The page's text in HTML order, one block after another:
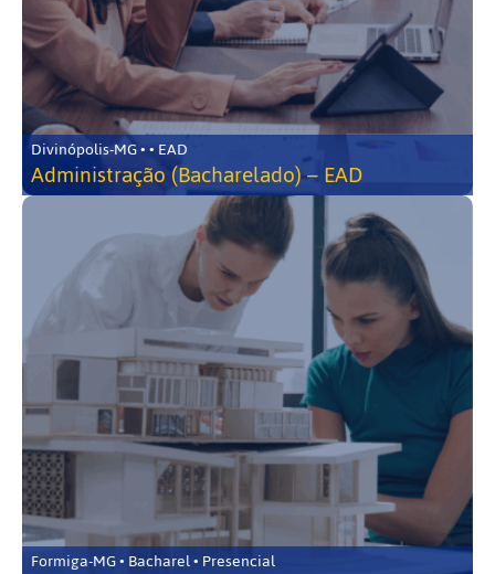
Divinópolis-MG • • EAD
Administração (Bacharelado) – EAD
Formiga-MG • Bacharel • Presencial